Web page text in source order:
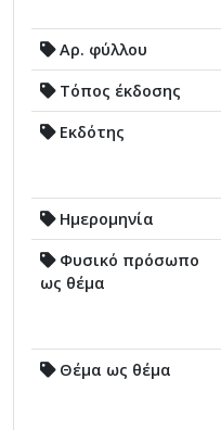
Αρ. φύλλου
Τόπος έκδοσης
Εκδότης
Ημερομηνία
Φυσικό πρόσωπο
ως θέμα
Θέμα ως θέμα